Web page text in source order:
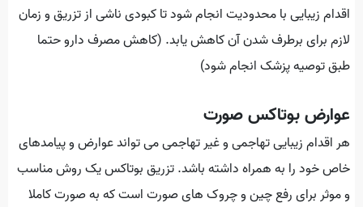
اقدام زیبایی با محدودیت انجام شود تا کبودی ناشی از تزریق و زمان
لازم برای برطرف شدن آن کاهش یابد. (کاهش مصرف دارو حتما
طبق توصیه پزشک انجام شود)
عوارض بوتاکس صورت
هر اقدام زیبایی تهاجمی و غیر تهاجمی می تواند عوارض و پیامدهای
خاص خود را به همراه داشته باشد. تزریق بوتاکس یک روش مناسب
و موثر برای رفع چین و چروک های صورت است که به صورت کاملا